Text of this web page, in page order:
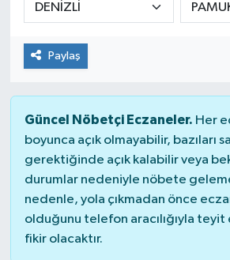
Paylaş
Güncel Nöbetçi Eczaneler. Her
boyunca açık olmayabilir, bazıları
gerektiğinde açık kalabilir veya
durumlar nedeniyle nöbete
nedenle, yola çıkmadan önce
olduğunu telefon aracılığıyla
fikir olacaktır.